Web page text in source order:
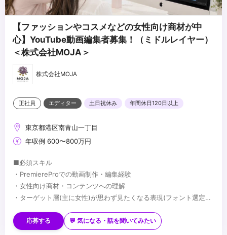
【ファッションやコスメなどの女性向け商材が中
心】YouTube動画編集者募集！（ミドルレイヤー）
＜株式会社MOJA＞
株式会社MOJA
正社員 エディター 土日祝休み 年間休日120日以上
東京都港区南青山一丁目
年収例 600〜800万円
■必須スキル
・PremiereProでの動画制作・編集経験
・女性向け商材・コンテンツへの理解
・ターゲット層(主に女性)が思わず見たくなる表現(フォント選定・
※応募時は、ポートフォリオor制作物のURLのご提出をお願いしま
す
・PhotoshopやIllustratorを用いたデザイン経験がある方
・AfterEffectsの使用経験がある方
応募する 💬 気になる・話を聞いてみたい